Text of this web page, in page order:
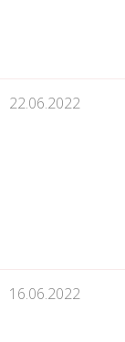
22.06.2022
16.06.2022